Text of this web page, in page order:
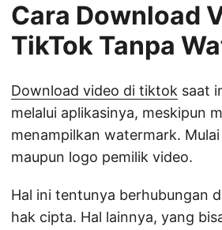
Cara Download
TikTok Tanpa
Download video di tiktok saat
melalui aplikasinya, meskipun
menampilkan watermark.
maupun logo pemilik video.
Hal ini tentunya berhubungan
hak cipta. Hal lainnya, yang